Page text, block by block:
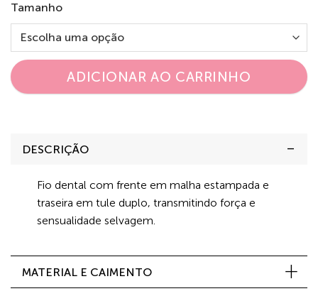
Tamanho
ADICIONAR AO CARRINHO
DESCRIÇÃO
Fio dental com frente em malha estampada e
traseira em tule duplo, transmitindo força e
sensualidade selvagem.
MATERIAL E CAIMENTO